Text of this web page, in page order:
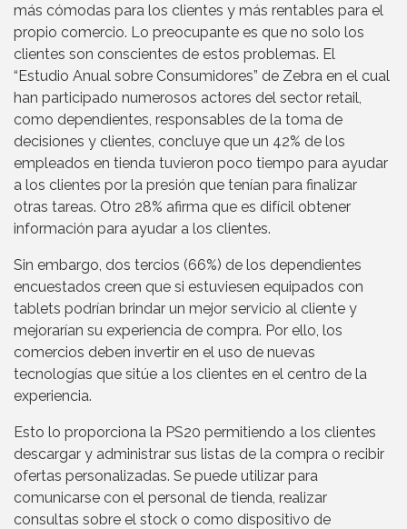
más cómodas para los clientes y más rentables para el
propio comercio. Lo preocupante es que no solo los
clientes son conscientes de estos problemas. El
“Estudio Anual sobre Consumidores” de Zebra en el cual
han participado numerosos actores del sector retail,
como dependientes, responsables de la toma de
decisiones y clientes, concluye que un 42% de los
empleados en tienda tuvieron poco tiempo para ayudar
a los clientes por la presión que tenían para finalizar
otras tareas. Otro 28% afirma que es difícil obtener
información para ayudar a los clientes.
Sin embargo, dos tercios (66%) de los dependientes
encuestados creen que si estuviesen equipados con
tablets podrían brindar un mejor servicio al cliente y
mejorarían su experiencia de compra. Por ello, los
comercios deben invertir en el uso de nuevas
tecnologías que sitúe a los clientes en el centro de la
experiencia.
Esto lo proporciona la PS20 permitiendo a los clientes
descargar y administrar sus listas de la compra o recibir
ofertas personalizadas. Se puede utilizar para
comunicarse con el personal de tienda, realizar
consultas sobre el stock o como dispositivo de